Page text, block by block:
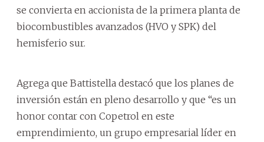
se convierta en accionista de la primera planta de
biocombustibles avanzados (HVO y SPK) del
hemisferio sur.
Agrega que Battistella destacó que los planes de
inversión están en pleno desarrollo y que “es un
honor contar con Copetrol en este
emprendimiento, un grupo empresarial líder en